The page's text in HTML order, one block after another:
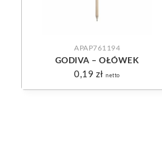
APAP761194
GODIVA – OŁÓWEK
0,19 zł netto